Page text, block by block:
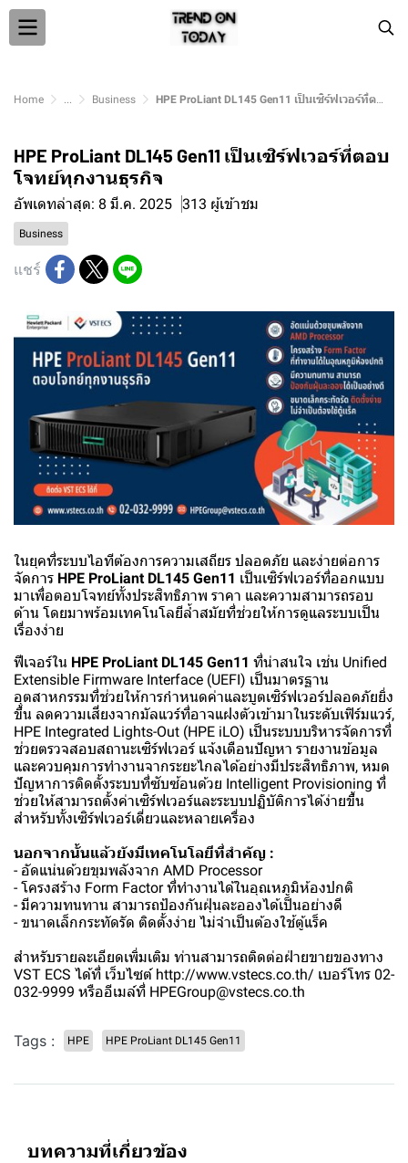
Home ... Business HPE ProLiant DL145 Gen11 เป็นเซิร์ฟเวอร์ที่ตอบโจทย์ทุกงานธุรกิจ
HPE ProLiant DL145 Gen11 เป็นเซิร์ฟเวอร์ที่ตอบ
โจทย์ทุกงานธุรกิจ
อัพเดทล่าสุด: 8 มี.ค. 2025 313 ผู้เข้าชม
Business
แชร์
ในยุคที่ระบบไอทีต้องการความเสถียร ปลอดภัย และง่ายต่อการ
จัดการ HPE ProLiant DL145 Gen11 เป็นเซิร์ฟเวอร์ที่ออกแบบ
มาเพื่อตอบโจทย์ทั้งประสิทธิภาพ ราคา และความสามารถรอบ
ด้าน โดยมาพร้อมเทคโนโลยีล้ำสมัยที่ช่วยให้การดูแลระบบเป็น
เรื่องง่าย
ฟีเจอร์ใน HPE ProLiant DL145 Gen11 ที่น่าสนใจ เช่น Unified
Extensible Firmware Interface (UEFI) เป็นมาตรฐาน
อุตสาหกรรมที่ช่วยให้การกำหนดค่าและบูตเซิร์ฟเวอร์ปลอดภัยยิ่ง
ขึ้น ลดความเสี่ยงจากมัลแวร์ที่อาจแฝงตัวเข้ามาในระดับเฟิร์มแวร์,
HPE Integrated Lights-Out (HPE iLO) เป็นระบบบริหารจัดการที่
ช่วยตรวจสอบสถานะเซิร์ฟเวอร์ แจ้งเตือนปัญหา รายงานข้อมูล
และควบคุมการทำงานจากระยะไกลได้อย่างมีประสิทธิภาพ, หมด
ปัญหาการติดตั้งระบบที่ซับซ้อนด้วย Intelligent Provisioning ที่
ช่วยให้สามารถตั้งค่าเซิร์ฟเวอร์และระบบปฏิบัติการได้ง่ายขึ้น
สำหรับทั้งเซิร์ฟเวอร์เดี่ยวและหลายเครื่อง
นอกจากนั้นแล้วยังมีเทคโนโลยีที่สำคัญ :
- อัดแน่นด้วยขุมพลังจาก AMD Processor
- โครงสร้าง Form Factor ที่ทำงานได้ในอุณหภูมิห้องปกติ
- มีความทนทาน สามารถป้องกันฝุ่นละอองได้เป็นอย่างดี
- ขนาดเล็กกระทัดรัด ติดตั้งง่าย ไม่จำเป็นต้องใช้ตู้แร็ค
สำหรับรายละเอียดเพิ่มเติม ท่านสามารถติดต่อฝ่ายขายของทาง
VST ECS ได้ที่ เว็บไซต์ http://www.vstecs.co.th/ เบอร์โทร 02-
032-9999 หรืออีเมล์ที่ HPEGroup@vstecs.co.th
Tags : HPE HPE ProLiant DL145 Gen11
บทความที่เกี่ยวข้อง